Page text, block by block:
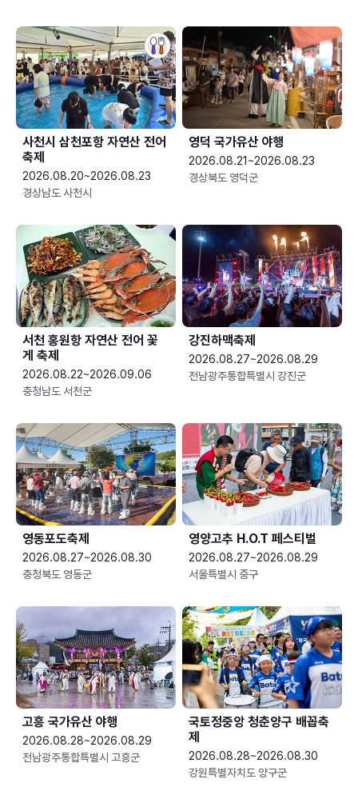
사천시 삼천포항 자연산 전어
축제
2026.08.20~2026.08.23
경상남도 사천시
영덕 국가유산 야행
2026.08.21~2026.08.23
경상북도 영덕군
서천 홍원항 자연산 전어 꽃
게 축제
2026.08.22~2026.09.06
충청남도 서천군
강진하맥축제
2026.08.27~2026.08.29
전남광주통합특별시 강진군
영동포도축제
2026.08.27~2026.08.30
충청북도 영동군
영양고추 H.O.T 페스티벌
2026.08.27~2026.08.29
서울특별시 중구
고흥 국가유산 야행
2026.08.28~2026.08.29
전남광주통합특별시 고흥군
국토정중앙 청춘양구 배꼽축
제
2026.08.28~2026.08.30
강원특별자치도 양구군